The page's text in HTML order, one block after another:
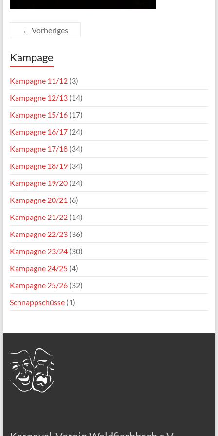
← Vorheriges
Kampage
Kampagne 11/12(3)
Kampagne 12/13(14)
Kampagne 15/16(17)
Kampagne 16/17(24)
Kampagne 17/18(34)
Kampagne 18/19(34)
Kampagne 19/20(24)
Kampagne 20/21 (6)
Kampagne 21/22(14)
Kampagne 22/23(36)
Kampagne 23/24(30)
Kampagne 24/25(4)
Kampagne 25/26(32)
Schnappschüsse(1)